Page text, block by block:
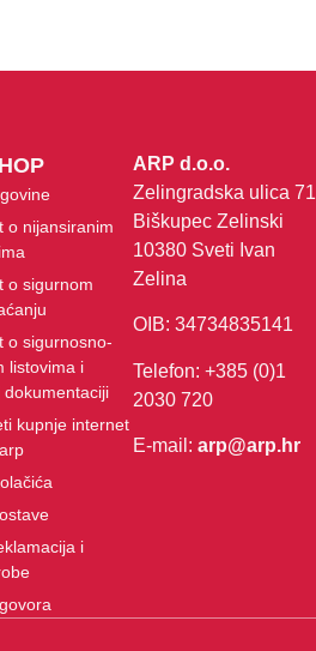
o nijansiranim
o sigurnom
o sigurnosno-
listovima i
dokumentaciji
kupnje internet
i
ARP d.o.o.
Zelingradska ulica 71
Biškupec Zelinski
10380 Sveti Ivan
Zelina
OIB: 34734835141
Telefon: +385 (0)1
2030 720
E-mail:arp@arp.hr